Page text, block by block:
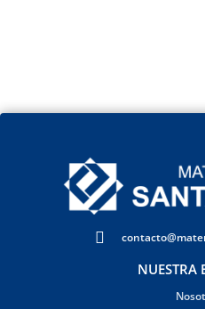
NUESTRA